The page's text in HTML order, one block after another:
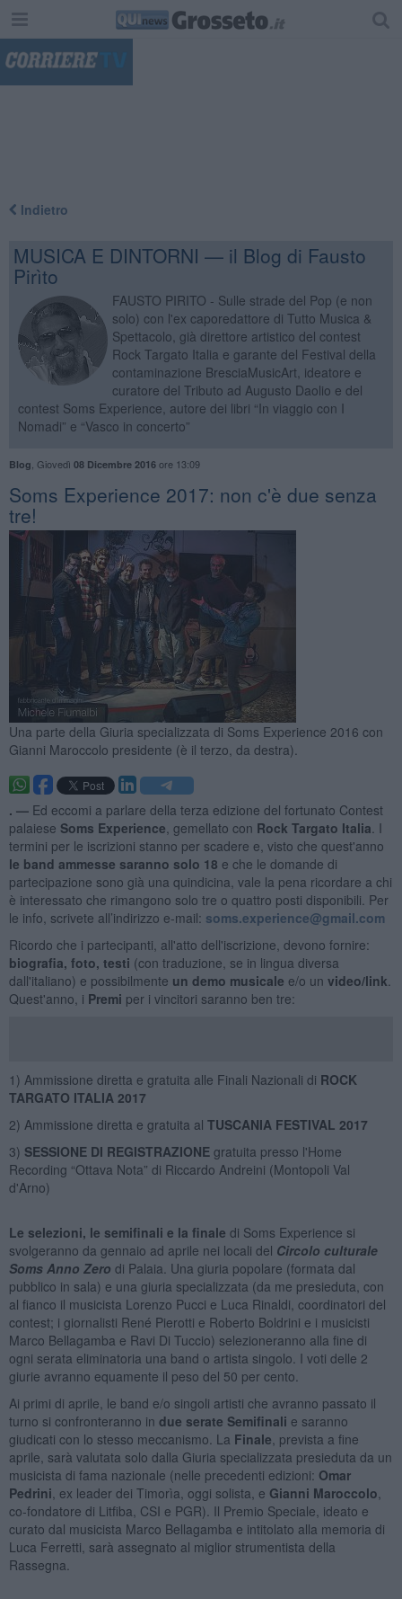
Indietro
MUSICA E DINTORNI — il Blog di Fausto
Pirìto
FAUSTO PIRITO - Sulle strade del Pop (e non
solo) con l'ex caporedattore di Tutto Musica &
Spettacolo, già direttore artistico del contest
Rock Targato Italia e garante del Festival della
contaminazione BresciaMusicArt, ideatore e
curatore del Tributo ad Augusto Daolio e del
contest Soms Experience, autore dei libri “In viaggio con I
Nomadi” e “Vasco in concerto”
Blog Giovedì 08 Dicembre 2016ore 13:09
Soms Experience 2017: non c'è due senza
tre!
Una parte della Giuria specializzata di Soms Experience 2016 con
Gianni Maroccolo presidente (è il terzo, da destra).
. — Ed eccomi a parlare della terza edizione del fortunato Contest
palaiese Soms Experience , gemellato con Rock Targato Italia . I
termini per le iscrizioni stanno per scadere e, visto che quest'anno
le band ammesse saranno solo 18 e che le domande di
partecipazione sono già una quindicina, vale la pena ricordare a chi
è interessato che rimangono solo tre o quattro posti disponibili. Per
le info, scrivete all’indirizzo e-mail: soms.experience@gmail.com
Ricordo che i partecipanti, all'atto dell'iscrizione, devono fornire:
biografia, foto, testi (con traduzione, se in lingua diversa
dall'italiano) e possibilmente un demo musicale e/o un video/link
Quest'anno, i Premi per i vincitori saranno ben tre:
1) Ammissione diretta e gratuita alle Finali Nazionali di ROCK
TARGATO ITALIA 2017
2) Ammissione diretta e gratuita al TUSCANIA FESTIVAL 2017
3) SESSIONE DI REGISTRAZIONE gratuita presso l'Home
Recording “Ottava Nota” di Riccardo Andreini (Montopoli Val
d'Arno)
Le selezioni, le semifinali e la finale di Soms Experience si
svolgeranno da gennaio ad aprile nei locali del Circolo culturale
Soms Anno Zero di Palaia. Una giuria popolare (formata dal
pubblico in sala) e una giuria specializzata (da me presieduta, con
al fianco il musicista Lorenzo Pucci e Luca Rinaldi, coordinatori del
contest; i giornalisti René Pierotti e Roberto Boldrini e i musicisti
Marco Bellagamba e Ravi Di Tuccio) selezioneranno alla fine di
ogni serata eliminatoria una band o artista singolo. I voti delle 2
giurie avranno equamente il peso del 50 per cento.
Ai primi di aprile, le band e/o singoli artisti che avranno passato il
turno si confronteranno in due serate Semifinali e saranno
giudicati con lo stesso meccanismo. La Finale , prevista a fine
aprile, sarà valutata solo dalla Giuria specializzata presieduta da un
musicista di fama nazionale (nelle precedenti edizioni: Omar
Pedrini , ex leader dei Timorìa, oggi solista, e Gianni Maroccolo
co-fondatore di Litfiba, CSI e PGR). Il Premio Speciale, ideato e
curato dal musicista Marco Bellagamba e intitolato alla memoria di
Luca Ferretti, sarà assegnato al miglior strumentista della
Rassegna.